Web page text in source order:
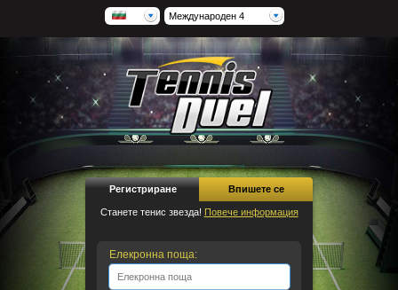
Международен 4
Регистриране Впишете се
Станете тенис звезда! Повече информация
Елекронна поща: